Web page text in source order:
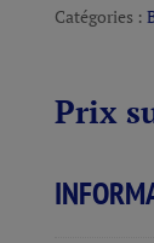
Catégories :
Prix